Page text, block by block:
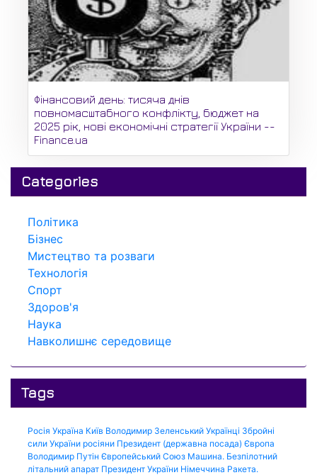
Фінансовий день: тисяча днів
повномасштабного конфлікту, бюджет на
2025 рік, нові економічні стратегії України --
Finance.ua
Categories
Політика
Бізнес
Мистецтво та розваги
Технологія
Спорт
Здоров'я
Наука
Навколишнє середовище
Tags
Росія Україна Київ Володимир Зеленський Українці Збройні
сили України росіяни Президент (державна посада) Європа
Володимир Путін Європейський Союз Машина. Безпілотний
літальний апарат Президент України Німеччина Ракета.